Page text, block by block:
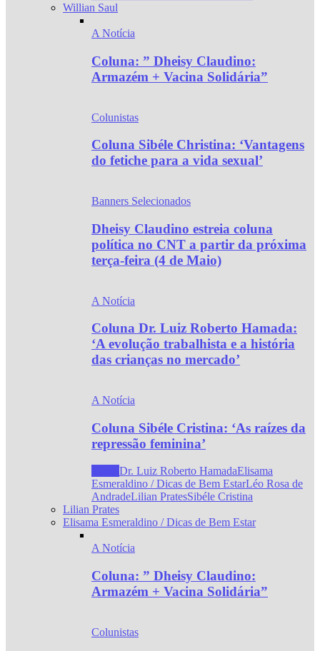
Willian Saul
A Notícia
Coluna: ” Dheisy Claudino:
Armazém + Vacina Solidária”
Colunistas
Coluna Sibéle Christina: ‘Vantagens
do fetiche para a vida sexual’
Banners Selecionados
Dheisy Claudino estreia coluna
política no CNT a partir da próxima
terça-feira (4 de Maio)
A Notícia
Coluna Dr. Luiz Roberto Hamada:
‘A evolução trabalhista e a história
das crianças no mercado’
A Notícia
Coluna Sibéle Cristina: ‘As raízes da
repressão feminina’
Dr. Luiz Roberto HamadaElisama
Esmeraldino / Dicas de Bem EstarLéo Rosa de
AndradeLilian PratesSibéle Cristina
Lilian Prates
Elisama Esmeraldino / Dicas de Bem Estar
A Notícia
Coluna: ” Dheisy Claudino:
Armazém + Vacina Solidária”
Colunistas